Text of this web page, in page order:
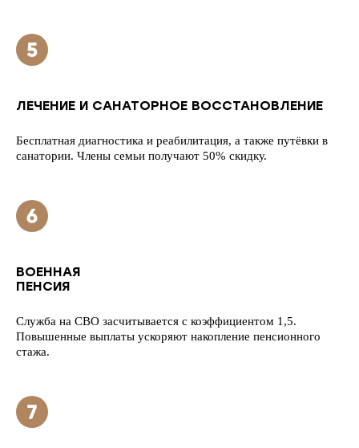
ЛЕЧЕНИЕ И САНАТОРНОЕ ВОССТАНОВЛЕНИЕ
Бесплатная диагностика и реабилитация, а также путёвки в
санатории. Члены семьи получают 50% скидку.
ВОЕННАЯ
ПЕНСИЯ
Служба на СВО засчитывается с коэффициентом 1,5.
Повышенные выплаты ускоряют накопление пенсионного
стажа.